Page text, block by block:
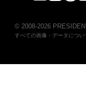
© 2008-2026
すべての画像・データについ